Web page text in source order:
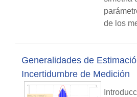
de los
Generalidades de
Incertidumbre de Medición